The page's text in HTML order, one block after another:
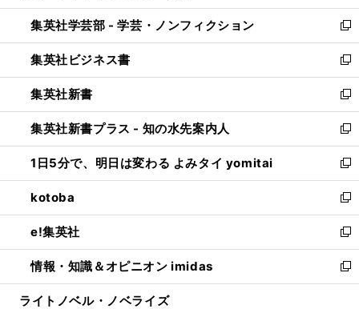
開
く
ウ
で
開
く
ン
ド
ウ
で
開
く
ウ
ィ
ン
ド
ウ
で
開
く
集英社学芸部 - 学芸・ノンフィクション
新
し
い
ウ
ィ
ン
ド
ウ
で
開
く
集英社ビジネス書
新
し
い
ウ
ィ
ン
ド
ウ
で
開
く
集英社新書
新
し
い
ウ
ィ
ン
ド
ウ
で
開
く
集英社新書プラス - 知の水先案内人
新
し
い
ウ
ィ
ン
ド
ウ
で
開
1日5分で、明日は変わる よみタイ yomitai
新
し
い
ウ
ィ
ン
ド
ウ
kotoba
新
し
い
ウ
ィ
ン
e!集英社
新
し
い
ウ
情報・知識＆オピニオン imidas
新
し
ライトノベル・ノベライズ